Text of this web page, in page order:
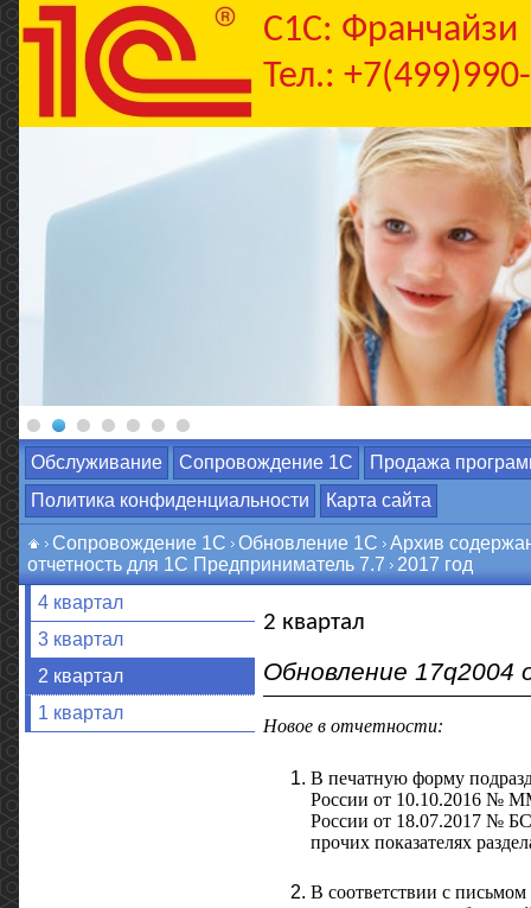
C1С: Франчайзи
Тел.:
Обслуживание Сопровождение 1С
Продажа
Политика конфиденциальности
Карта сайта
Сопровождение 1С Обновление 1С
Архив
отчетность для 1С Предприниматель 7.7
2017 год
4 квартал
3 квартал
2 квартал
1 квартал
2 квартал
Обновление 17q2004
Новое в отчетности:
В печатную форму
России от 10.10.2016 №
России от 18.07.2017 №
прочих показателях
В соответствии с